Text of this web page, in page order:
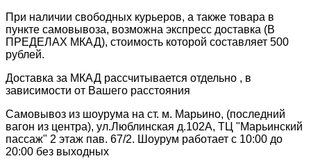
При наличии свободных курьеров, а также товара в
пункте самовывоза, возможна экспресс доставка (В
ПРЕДЕЛАХ МКАД), стоимость которой составляет 500
рублей.
Доставка за МКАД рассчитывается отдельно , в
зависимости от Вашего расстояния
Самовывоз из шоурума на ст. м. Марьино, (последний
вагон из центра), ул.Люблинская д.102А, ТЦ "Марьинский
пассаж" 2 этаж пав. 67/2. Шоурум работает с 10:00 до
20:00 без выходных